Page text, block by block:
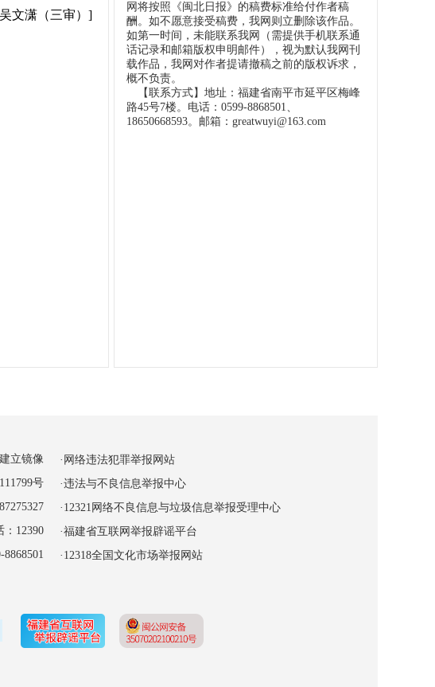
文潇（三审）]
网将按照《闽北日报》的稿费标准给付作者稿
酬。如不愿意接受稿费，我网则立删除该作品。
如第一时间，未能联系我网（需提供手机联系通
话记录和邮箱版权申明邮件），视为默认我网刊
载作品，我网对作者提请撤稿之前的版权诉求，
概不负责。
【联系方式】地址：福建省南平市延平区梅峰
路45号7楼。电话：0599-8868501、
18650668593。邮箱：greatwuyi@163.com
立镜像
号
：12390
·网络违法犯罪举报网站
·违法与不良信息举报中心
·12321网络不良信息与垃圾信息举报受理中心
·福建省互联网举报辟谣平台
·12318全国文化市场举报网站